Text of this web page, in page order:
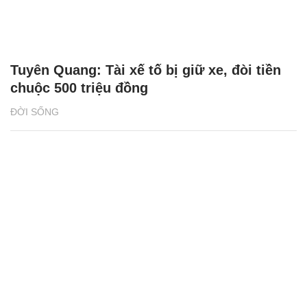
ĐỜI SỐNG
Tuyên Quang: Tài xế tố bị giữ xe, đòi tiền
chuộc 500 triệu đồng